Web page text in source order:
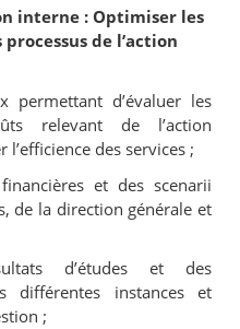
interne : Optimiser les
de l’action
permettant d’évaluer les
relevant de l’action
des services ;
et des scenarii
de la direction générale et
d’études et des
différentes instances et
;